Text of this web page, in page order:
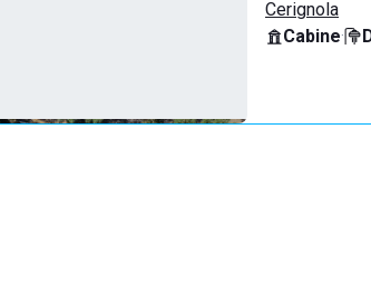
Cerignola
Cabine·